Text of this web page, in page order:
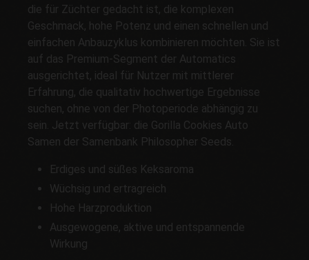
die für Züchter gedacht ist, die komplexen
Geschmack, hohe Potenz und einen schnellen und
einfachen Anbauzyklus kombinieren möchten. Sie ist
auf das Premium-Segment der Automatics
ausgerichtet, ideal für Nutzer mit mittlerer
Erfahrung, die qualitativ hochwertige Ergebnisse
suchen, ohne von der Photoperiode abhängig zu
sein. Jetzt verfügbar: die Gorilla Cookies Auto
Samen der Samenbank Philosopher Seeds.
Erdiges und süßes Keksaroma
Wüchsig und ertragreich
Hohe Harzproduktion
Ausgewogene, aktive und entspannende
Wirkung